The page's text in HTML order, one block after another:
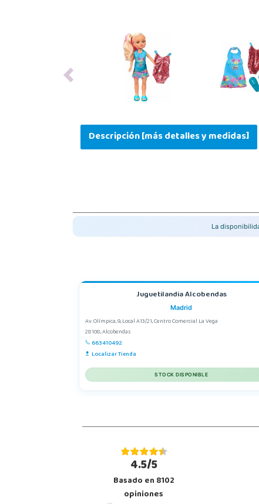
Previous
Descripción [más detalles y medidas]
La
Juguetilandia Alcobendas
Madrid
Av. Olímpica, 9, Local A13/21, Centro Comercial La Vega
28108, Alcobendas
663410492
Localizar Tienda
STOCK DISPONIBLE
4.5/5
Basado en 8102
opiniones